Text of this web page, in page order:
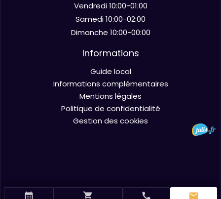
calendar_month shopping_cart call mail
Vendredi 10:00-01:00
Samedi 10:00-02:00
Dimanche 10:00-00:00
Informations
Guide local
Informations complémentaires
Mentions légales
Politique de confidentialité
Gestion des cookies